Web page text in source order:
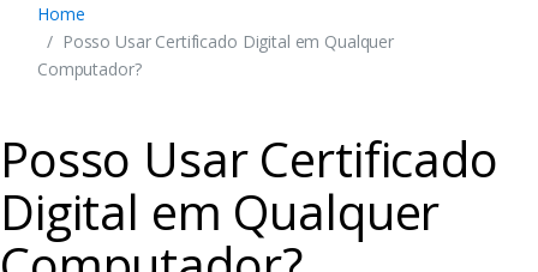
Home
Posso Usar Certificado Digital em Qualquer
Computador?
Posso Usar Certificado
Digital em Qualquer